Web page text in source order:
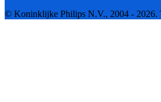
© Koninklijke Philips N.V., 2004 - 2026.